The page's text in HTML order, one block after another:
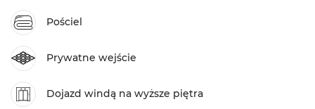
Pościel
Prywatne wejście
Dojazd windą na wyższe piętra